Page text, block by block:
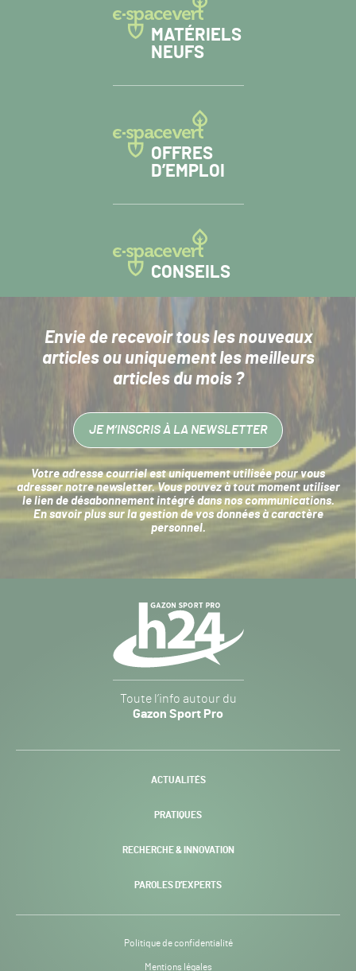
MATÉRIELS
NEUFS
OFFRES
D’EMPLOI
CONSEILS
Envie de recevoir tous les nouveaux
articlesou uniquement les meilleurs
articles du mois ?
JE M’INSCRIS À LA NEWSLETTER
Votre adresse courriel est uniquement utilisée pour vous
adresser notre newsletter. Vous pouvez à tout moment utiliser
le lien de désabonnement intégré dans nos communications.
En savoir plus sur la gestion de vos données à caractère
personnel.
Sport
Pro
-
Toute l’info autour du
Gazon Sport Pro
ACTUALITÉS
PRATIQUES
RECHERCHE & INNOVATION
PAROLES D’EXPERTS
Politique de confidentialité
Mentions légales